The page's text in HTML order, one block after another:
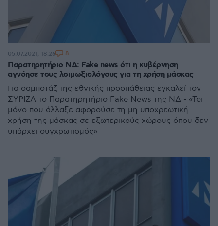
Παρατηρητήριο ΝΔ: Fake news ότι η κυβέρνηση
αγνόησε τους λοιμωξιολόγους για τη χρήση μάσκας
Για σαμποτάζ της εθνικής προσπάθειας εγκαλεί τον
ΣΥΡΙΖΑ το Παρατηρητήριο Fake News της ΝΔ - «Τοι
μόνο που άλλαξε αφορούσε τη μη υποχρεωτική
χρήση της μάσκας σε εξωτερικούς χώρους όπου δεν
υπάρχει συγχρωτισμός»
05.07.2021, 18:26 8